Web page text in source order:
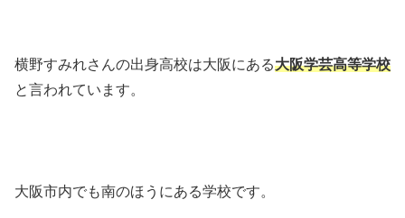
横野すみれさんの出身高校は大阪にある大阪学芸高等学校
と言われています。
大阪市内でも南のほうにある学校です。